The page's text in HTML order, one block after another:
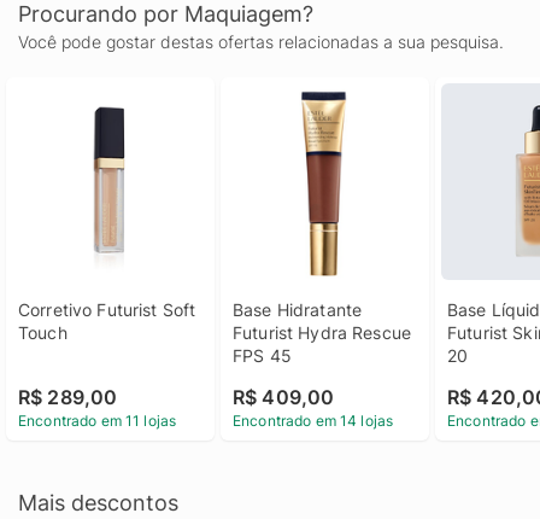
Procurando por Maquiagem?
Você pode gostar destas ofertas relacionadas a sua pesquisa.
Corretivo Futurist Soft
Touch
R$ 289,00
Encontrado em 11 lojas
Base Hidratante
Futurist Hydra Rescue
FPS 45
R$ 409,00
Encontrado em 14 lojas
Base
Futurist
20
R$
Encontrado
Mais descontos